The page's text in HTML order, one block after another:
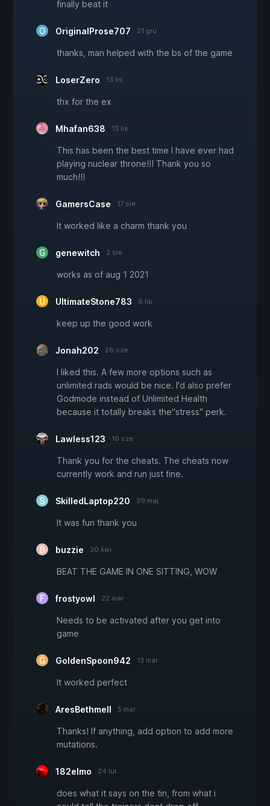
finally beat it
OriginalProse707 21 gru
thanks, man helped with the bs of the game
LoserZero 13 lis
thx for the ex
Mhafan638 13 lis
This has been the best time I have ever had
playing nuclear throne!!! Thank you so
much!!!
GamersCase 17 sie
It worked like a charm thank you
genewitch 2 sie
works as of aug 1 2021
UltimateStone783 6 lip
keep up the good work
Jonah202 26 cze
I liked this. A few more options such as
unlimited rads would be nice. I'd also prefer
Godmode instead of Unlimited Health
because it totally breaks the"stress" perk.
Lawless123 16 cze
Thank you for the cheats. The cheats now
currently work and run just fine.
SkilledLaptop220 29 maj
It was fun thank you
buzzie 30 kwi
BEAT THE GAME IN ONE SITTING, WOW
frostyowl 22 mar
Needs to be activated after you get into
game
GoldenSpoon942 13 mar
It worked perfect
AresBethmell 5 mar
Thanks! If anything, add option to add more
mutations.
182elmo 24 lut
does what it says on the tin, from what i